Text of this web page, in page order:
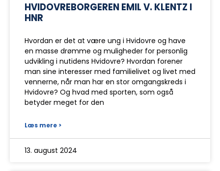
HVIDOVREBORGEREN EMIL V. KLENTZ I
HNR
Hvordan er det at være ung i Hvidovre og have
en masse drømme og muligheder for personlig
udvikling i nutidens Hvidovre? Hvordan forener
man sine interesser med familielivet og livet med
vennerne, når man har en stor omgangskreds i
Hvidovre? Og hvad med sporten, som også
betyder meget for den
Læs mere >
13. august 2024